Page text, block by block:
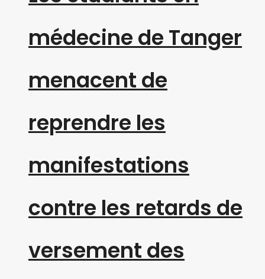
médecine de Tanger
menacent de
reprendre les
manifestations
contre les retards de
versement des